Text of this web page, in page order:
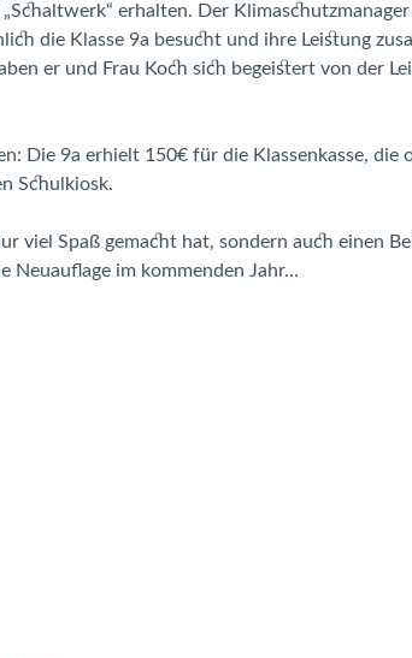
erhalten. Der
die Klasse 9a besucht und ihre Leistung
er und Frau Koch sich begeistert von der
Die 9a erhielt 150€ für die Klassenkasse, die
Schulkiosk.
viel Spaß gemacht hat, sondern auch einen
Neuauflage im kommenden Jahr…